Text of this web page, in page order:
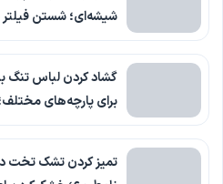
شیشه‌ای؛ شستن
گشاد کردن لباس
برای پارچه‌های
تمیز کردن تشک تخت